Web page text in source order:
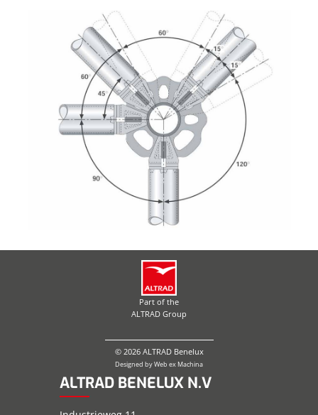
Part of the
ALTRAD Group
© 2026 ALTRAD Benelux
Designed byWeb ex Machina
ALTRAD BENELUX N.V